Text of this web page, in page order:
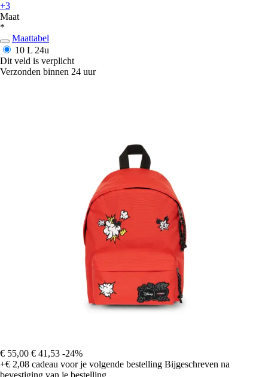
+3
Maat
*
Maattabel
10 L 24u
Dit veld is verplicht
Verzonden binnen 24 uur
€ 55,00 € 41,53 -24%
+€ 2,08 cadeau voor je volgende bestelling Bijgeschreven na